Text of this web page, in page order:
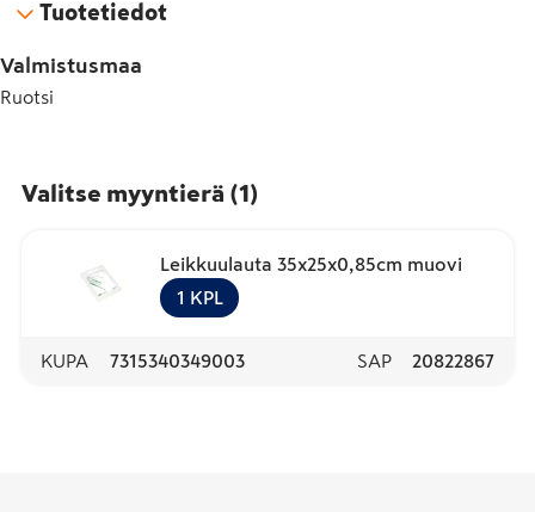
Tuotetiedot
Valmistusmaa
Ruotsi
Valitse myyntierä (1)
Leikkuulauta 35x25x0,85cm muovi
1 KPL
KUPA 7315340349003 SAP 20822867